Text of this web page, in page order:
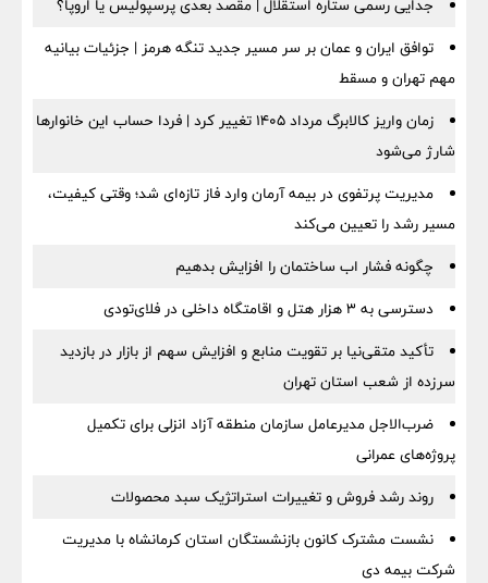
جدایی رسمی ستاره استقلال | مقصد بعدی پرسپولیس یا اروپا؟
توافق ایران و عمان بر سر مسیر جدید تنگه هرمز | جزئیات بیانیه
مهم تهران و مسقط
زمان واریز کالابرگ مرداد ۱۴۰۵ تغییر کرد | فردا حساب این خانوارها
شارژ می‌شود
مدیریت پرتفوی در بیمه آرمان وارد فاز تازه‌ای شد؛ وقتی کیفیت،
مسیر رشد را تعیین می‌کند
چگونه فشار اب ساختمان را افزایش بدهیم
دسترسی به ۳ هزار هتل و اقامتگاه داخلی در فلای‌تودی
تأکید متقی‌نیا بر تقویت منابع و افزایش سهم از بازار در بازدید
سرزده از شعب استان تهران
ضرب‌الاجل مدیرعامل سازمان منطقه آزاد انزلی برای تكمیل
پروژه‌های عمرانی
روند رشد فروش و تغییرات استراتژیک سبد محصولات
نشست مشترک کانون بازنشستگان استان کرمانشاه با مدیریت
شرکت بیمه دی